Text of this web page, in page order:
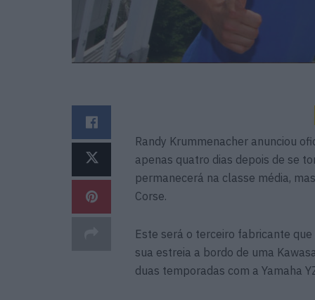
Randy Krummenacher anunciou
apenas quatro dias depois de se
permanecerá na classe média,
Corse.
Este será o terceiro fabricante
sua estreia a bordo de uma
duas temporadas com a Yamaha